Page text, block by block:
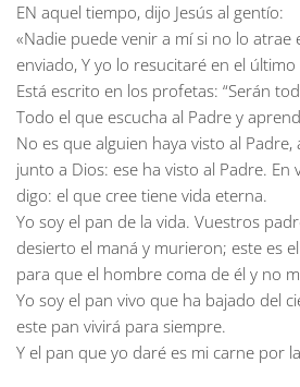
EN aquel tiempo, dijo Jesús al gentío:
«Nadie puede venir a mí si no lo atrae
enviado, Y yo lo resucitaré en el último
Está escrito en los profetas: “Serán
Todo el que escucha al Padre y
No es que alguien haya visto al
junto a Dios: ese ha visto al Padre. En
digo: el que cree tiene vida eterna.
Yo soy el pan de la vida. Vuestros
desierto el maná y murieron; este es
para que el hombre coma de él y no
Yo soy el pan vivo que ha bajado del
este pan vivirá para siempre.
Y el pan que yo daré es mi carne por